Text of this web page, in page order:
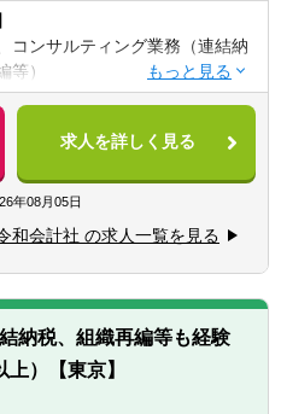
コンサルティング業務（連結納
等）
告書作成
確定申告業務
関する手続き及び届出
税務DD等）
税務業務を通し幅広い経験が積
業務100％となります。
ポイント】
企業の税務を経験することがで
くクライアントの税務に一環し
求人を詳しく見る
年08月05日
和会計社 の求人一覧を見る
納税、組織再編等も経験
）【東京】